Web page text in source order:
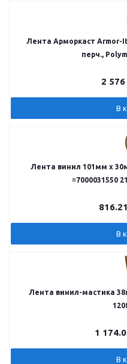
Лента Арморкаст Armor-
перч.,
2 576
В
Лента винил 101мм х
≡7000031550
816.21
В
Лента винил-мастика
1
В